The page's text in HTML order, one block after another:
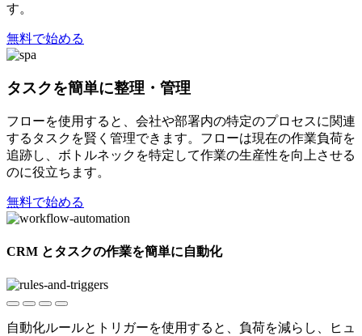
す。
無料で始める
タスクを簡単に整理・管理
フローを使用すると、会社や部署内の特定のプロセスに関連
するタスクを賢く管理できます。フローは現在の作業負荷を
追跡し、ボトルネックを特定して作業の生産性を向上させる
のに役立ちます。
無料で始める
CRM とタスクの作業を簡単に自動化
自動化ルールとトリガーを使用すると、負荷を減らし、ヒュ